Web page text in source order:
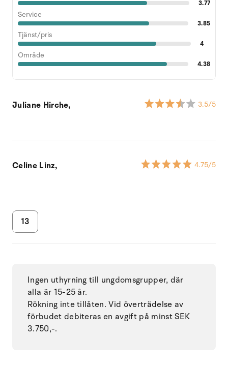
3.77
Service
3.85
Tjänst/pris
4
Område
4.38
Juliane Hirche, 3.5/5
Celine Linz, 4.75/5
13
Ingen uthyrning till ungdomsgrupper, där
alla är 15-25 år.
Rökning inte tillåten. Vid överträdelse av
förbudet debiteras en avgift på minst SEK
3.750,-.